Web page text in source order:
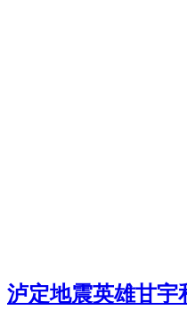
泸定地震英雄甘宇